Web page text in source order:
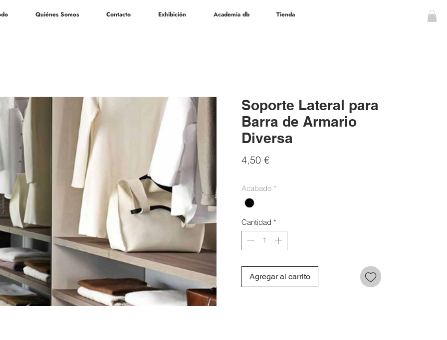
Quiénes Somos Contacto Exhibición Academia db Tienda
Soporte Lateral para
Barra de Armario
Diversa
4,50 €Precio
Acabado *
Cantidad *
Agregar al carrito